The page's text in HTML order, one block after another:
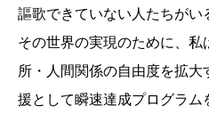
謳歌できていない人たちがい
その世界の実現のために、
所・人間関係の自由度を拡
援として瞬速達成プログラム